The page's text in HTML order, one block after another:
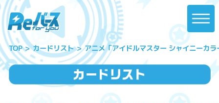
TOP カードリスト アニメ「アイドルマスター シャイニーカラ